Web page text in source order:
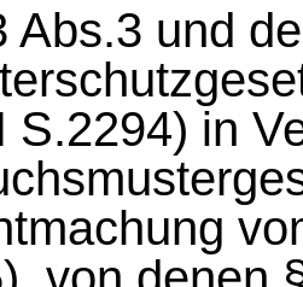
Abs.3 und
S.2294) in